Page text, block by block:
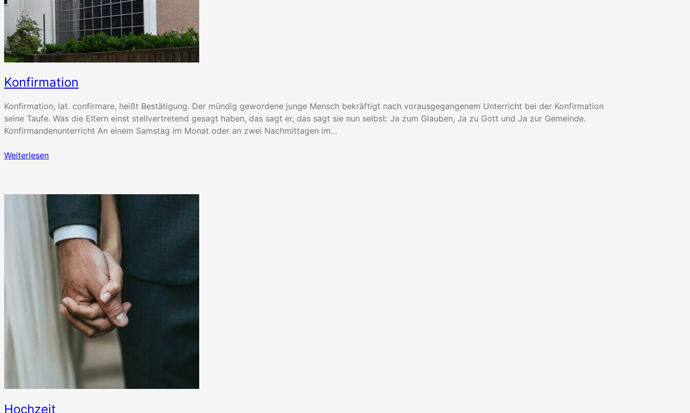
Konfirmation
Konfirmation, lat. confirmare, heißt Bestätigung. Der mündig gewordene junge Mensch bekräftigt nach vorausgegangenem Unterricht bei der Konfirmation
seine Taufe. Was die Eltern einst stellvertretend gesagt haben, das sagt er, das sagt sie nun selbst: Ja zum Glauben, Ja zu Gott und Ja zur Gemeinde.
Konfirmandenunterricht An einem Samstag im Monat oder an zwei Nachmittagen im…
Weiterlesen
Hochzeit